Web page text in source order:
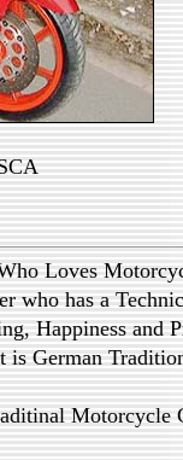
Loves
who has a
Happiness and
German
Motorcycle